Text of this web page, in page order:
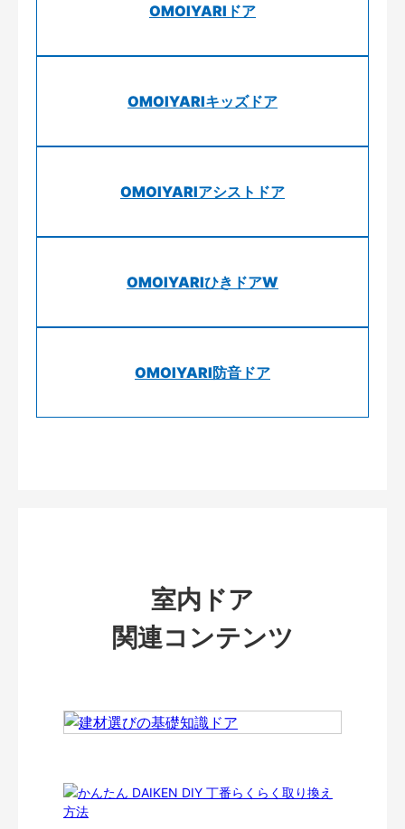
OMOIYARIドア
OMOIYARIキッズドア
OMOIYARIアシストドア
OMOIYARIひきドアW
OMOIYARI防音ドア
室内ドア
関連コンテンツ